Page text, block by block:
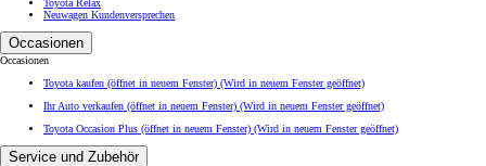
Toyota Relax
Neuwagen Kundenversprechen
Occasionen
Occasionen
Toyota kaufen (öffnet in neuem Fenster) (Wird in neuem Fenster geöffnet)
Ihr Auto verkaufen (öffnet in neuem Fenster) (Wird in neuem Fenster geöffnet)
Toyota Occasion Plus (öffnet in neuem Fenster) (Wird in neuem Fenster geöffnet)
Service und Zubehör